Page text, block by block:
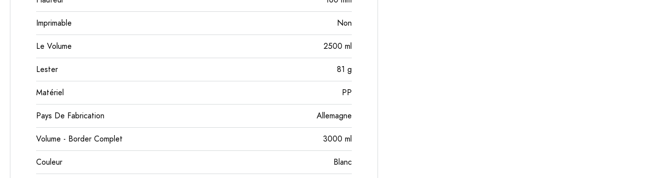
Imprimable Non
Le Volume 2500 ml
Lester 81 g
Matériel PP
Pays De Fabrication Allemagne
Volume - Border Complet 3000 ml
Couleur Blanc